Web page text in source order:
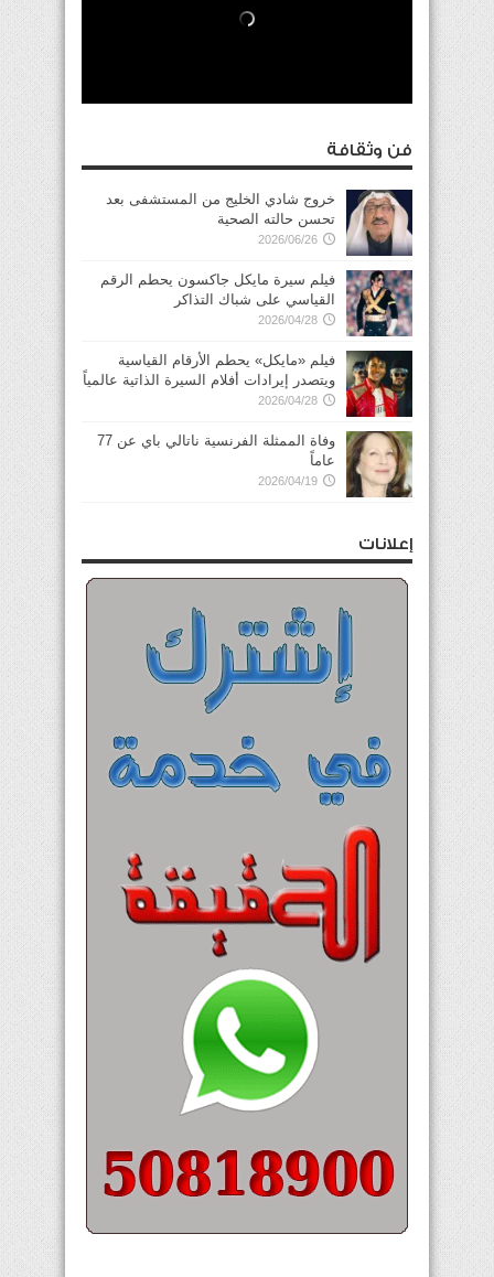
فن وثقافة
خروج شادي الخليج من المستشفى بعد
تحسن حالته الصحية
2026/06/26
فيلم سيرة مايكل جاكسون يحطم الرقم
القياسي على شباك التذاكر
2026/04/28
فيلم «مايكل» يحطم الأرقام القياسية
ويتصدر إيرادات أفلام السيرة الذاتية عالمياً
2026/04/28
وفاة الممثلة الفرنسية ناتالي باي عن 77
عاماً
2026/04/19
إعلانات